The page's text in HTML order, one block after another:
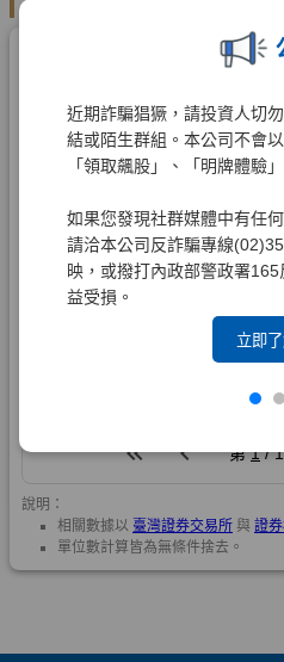
近期詐騙猖獗，請投資人切
結或陌生群組。本公司不會
「領取飆股」、「明牌體驗」
如果您發現社群媒體中有任
請洽本公司反詐騙專線
映，或撥打內政部警政署
益受損。
立即